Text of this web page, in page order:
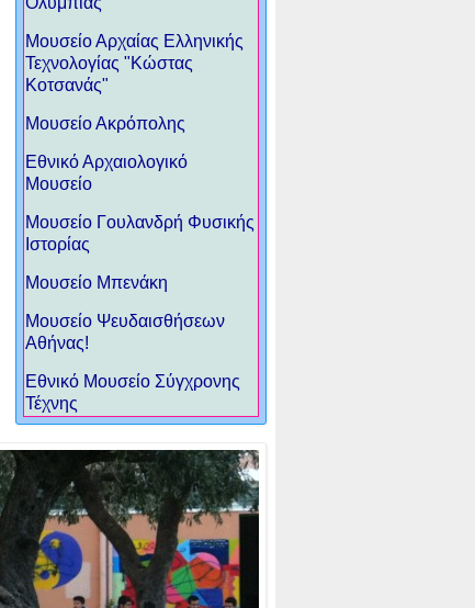
Μουσείο Αρχαίας Ελληνικής
Τεχνολογίας "Κώστας
Κοτσανάς"
Μουσείο Ακρόπολης
Eθνικό Αρχαιολογικό
Μουσείο
Μουσείο Γουλανδρή Φυσικής
Ιστορίας
Μουσείο Μπενάκη
Μουσείο Ψευδαισθήσεων
Αθήνας!
Εθνικό Μουσείο Σύγχρονης
Τέχνης